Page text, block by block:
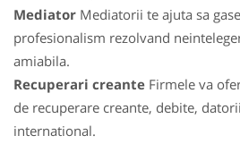
Mediator Mediatorii te ajuta sa
profesionalism rezolvand
amiabila.
Recuperari creante Firmele va
de recuperare creante, debite,
international.